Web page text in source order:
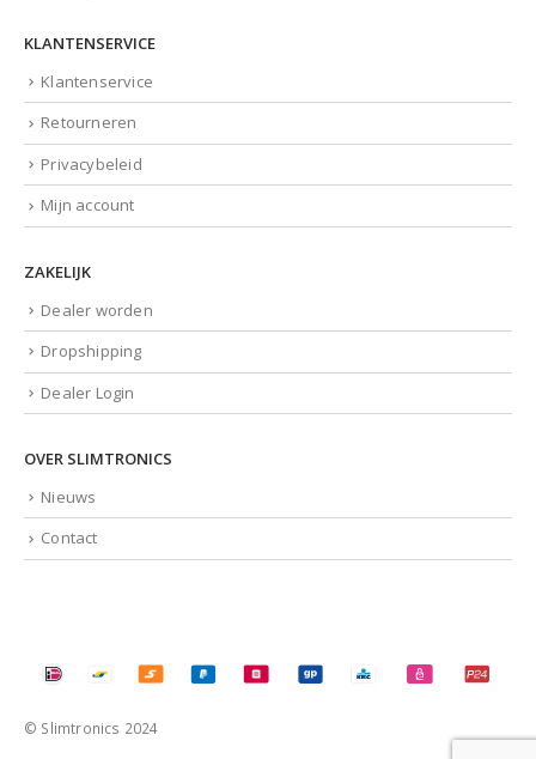
KLANTENSERVICE
Klantenservice
Retourneren
Privacybeleid
Mijn account
ZAKELIJK
Dealer worden
Dropshipping
Dealer Login
OVER SLIMTRONICS
Nieuws
Contact
© Slimtronics 2024